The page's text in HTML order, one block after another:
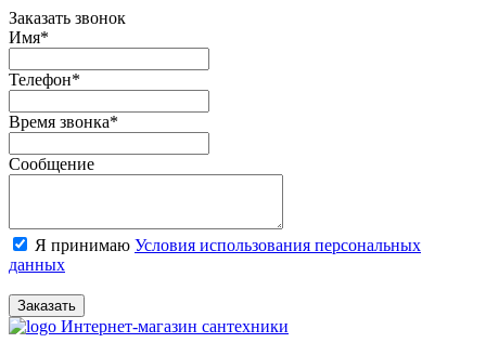
Заказать звонок
Имя*
Телефон*
Время звонка*
Сообщение
Я принимаю Условия использования персональных
данных
Заказать
Интернет-магазин сантехники